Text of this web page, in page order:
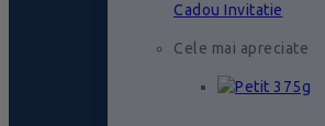
Cadou Invitatie
Cele mai apreciate